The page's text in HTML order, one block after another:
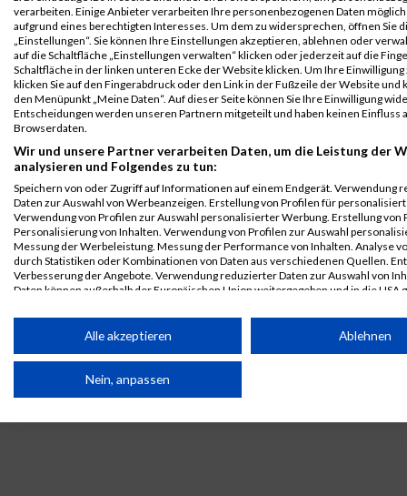
B2Run
Stuttgart
Einzelwertung
männlich
3683 Dieter Bader 0000 GER MAHLE
B2Run
Stuttgart
Teamwertung
männlich
3683 Dieter Bader 0000 GER MAHLE
B2Run
Stuttgart
Teamwertung
mixed
3683 Dieter Bader
Legende:
GPos = Geschlechter Position, KPos = Kategorie Position, TPos =
Disqualifiziert
verarbeiten. Einige Anbieter verarbeiten Ihre personenbezogenen Daten
aufgrund eines berechtigten Interesses. Um dem zu widersprechen, öffnen Sie
„Einstellungen“. Sie können Ihre Einstellungen akzeptieren, ablehnen oder
auf die Schaltfläche „Einstellungen verwalten“ klicken oder jederzeit auf die
Schaltfläche in der linken unteren Ecke der Website klicken. Um Ihre
klicken Sie auf den Fingerabdruck oder den Link in der Fußzeile der Website und
den Menüpunkt „Meine Daten“. Auf dieser Seite können Sie Ihre Einwilligung
Entscheidungen werden unseren Partnern mitgeteilt und haben keinen Einfluss
Browserdaten.
Wir und unsere Partner verarbeiten Daten, um die Leistung der
analysieren und Folgendes zu tun:
Speichern von oder Zugriff auf Informationen auf einem Endgerät. Verwendung
Daten zur Auswahl von Werbeanzeigen. Erstellung von Profilen für
Verwendung von Profilen zur Auswahl personalisierter Werbung. Erstellung von
Personalisierung von Inhalten. Verwendung von Profilen zur Auswahl
Messung der Werbeleistung. Messung der Performance von Inhalten. Analyse
durch Statistiken oder Kombinationen von Daten aus verschiedenen Quellen.
Verbesserung der Angebote. Verwendung reduzierter Daten zur Auswahl von
Daten können außerhalb der Europäischen Union weitergegeben und in die USA
Partnerliste anzeigen (1 IAB-Anbieter)
Wir nutzen Ihre Daten für folgende Zwecke:
Alle akzeptieren Ablehnen
Nein, anpassen